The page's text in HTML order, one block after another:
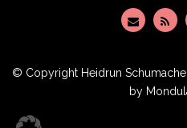
© Copyright Heidrun
by